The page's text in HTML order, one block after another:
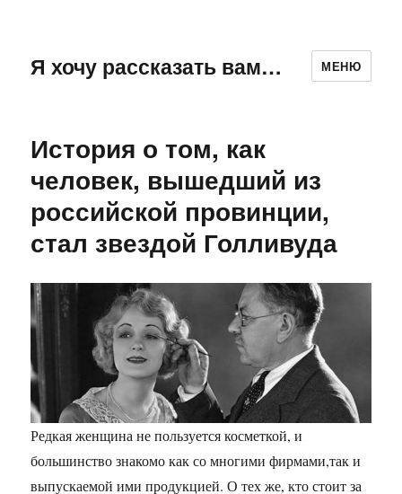
Я хочу рассказать вам… МЕНЮ
История о том, как
человек, вышедший из
российской провинции,
стал звездой Голливуда
Редкая женщина не пользуется косметкой, и
большинство знакомо как со многими фирмами,так и
выпускаемой ими продукцией. О тех же, кто стоит за